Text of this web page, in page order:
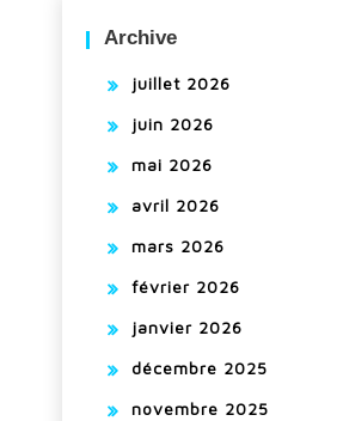
Archive
juillet 2026
juin 2026
mai 2026
avril 2026
mars 2026
février 2026
janvier 2026
décembre 2025
novembre 2025